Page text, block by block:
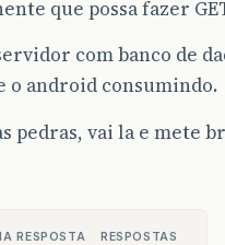
que possa fazer
com banco de
o android consumindo.
pedras, vai la e mete
RESPOSTA RESPOSTAS